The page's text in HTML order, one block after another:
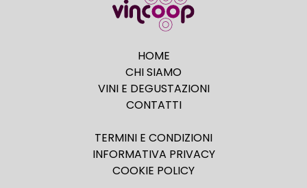
HOME
CHI SIAMO
VINI E DEGUSTAZIONI
CONTATTI
TERMINI E CONDIZIONI
INFORMATIVA PRIVACY
COOKIE POLICY